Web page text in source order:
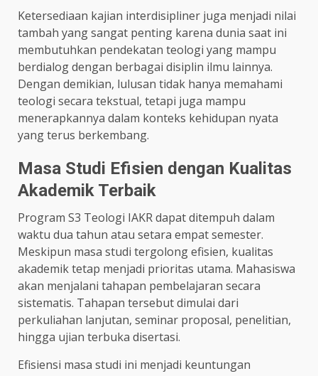
Ketersediaan kajian interdisipliner juga menjadi nilai
tambah yang sangat penting karena dunia saat ini
membutuhkan pendekatan teologi yang mampu
berdialog dengan berbagai disiplin ilmu lainnya.
Dengan demikian, lulusan tidak hanya memahami
teologi secara tekstual, tetapi juga mampu
menerapkannya dalam konteks kehidupan nyata
yang terus berkembang.
Masa Studi Efisien dengan Kualitas
Akademik Terbaik
Program S3 Teologi IAKR dapat ditempuh dalam
waktu dua tahun atau setara empat semester.
Meskipun masa studi tergolong efisien, kualitas
akademik tetap menjadi prioritas utama. Mahasiswa
akan menjalani tahapan pembelajaran secara
sistematis. Tahapan tersebut dimulai dari
perkuliahan lanjutan, seminar proposal, penelitian,
hingga ujian terbuka disertasi.
Efisiensi masa studi ini menjadi keuntungan